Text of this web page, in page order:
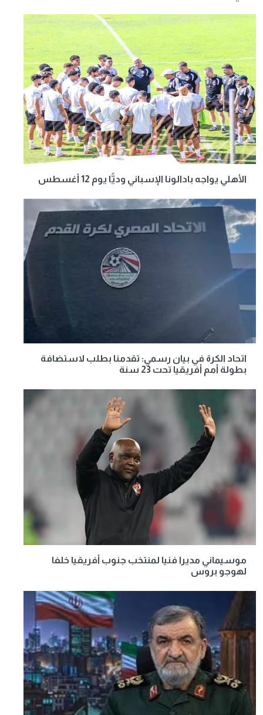
الأهلي يواجه بادالونا الإسباني وديًّا يوم 12 أغسطس
اتحاد الكرة في بيان رسمي: تقدمنا بطلب لاستضافة
بطولة أمم أفريقيا تحت 23 سنة
موسيماني مديرا فنيا لمنتخب جنوب أفريقيا خلفا
لهوجو بروس